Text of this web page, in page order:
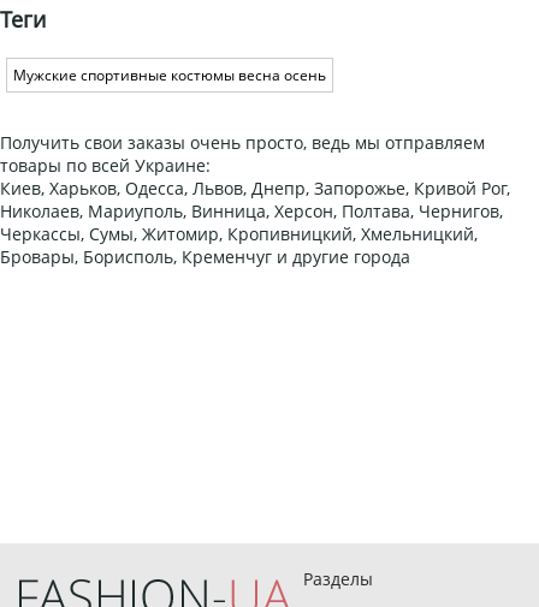
Теги
Мужские спортивные костюмы весна осень
Получить свои заказы очень просто, ведь мы отправляем
товары по всей Украине:
Киев, Харьков, Одесса, Львов, Днепр, Запорожье, Кривой Рог,
Николаев, Мариуполь, Винница, Херсон, Полтава, Чернигов,
Черкассы, Сумы, Житомир, Кропивницкий, Хмельницкий,
Бровары, Борисполь, Кременчуг и другие города
Разделы